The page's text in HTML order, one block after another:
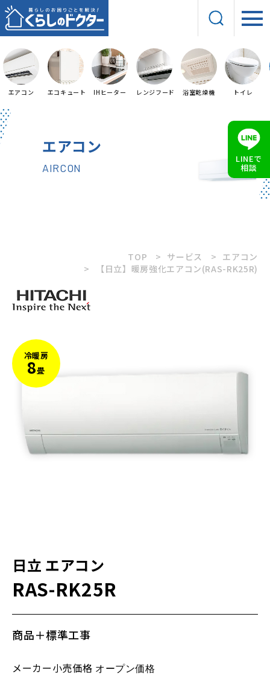
エアコン エコキュート IHヒーター レンジフード 浴室乾燥機 トイレ
エアコン
AIRCON
TOP サービス
エアコン
【日立】暖房強化エアコン(RAS-RK25R)
冷暖房
8畳
日立 エアコン
RAS-RK25R
商品＋標準工事
メーカー小売価格 オープン価格
LINEで
相談